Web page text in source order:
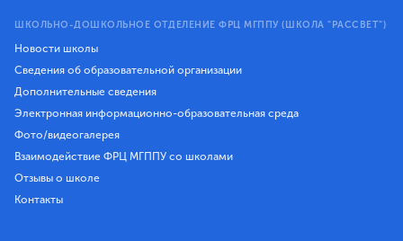
ШКОЛЬНО-ДОШКОЛЬНОЕ ОТДЕЛЕНИЕ ФРЦ МГППУ (ШКОЛА "РАССВЕТ")
Новости школы
Сведения об образовательной организации
Дополнительные сведения
Электронная информационно-образовательная среда
Фото/видеогалерея
Взаимодействие ФРЦ МГППУ со школами
Отзывы о школе
Контакты